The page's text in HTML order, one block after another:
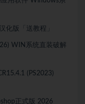
化版「送教程」
WIN系统直装破解
(PS2023)
正式版 2026